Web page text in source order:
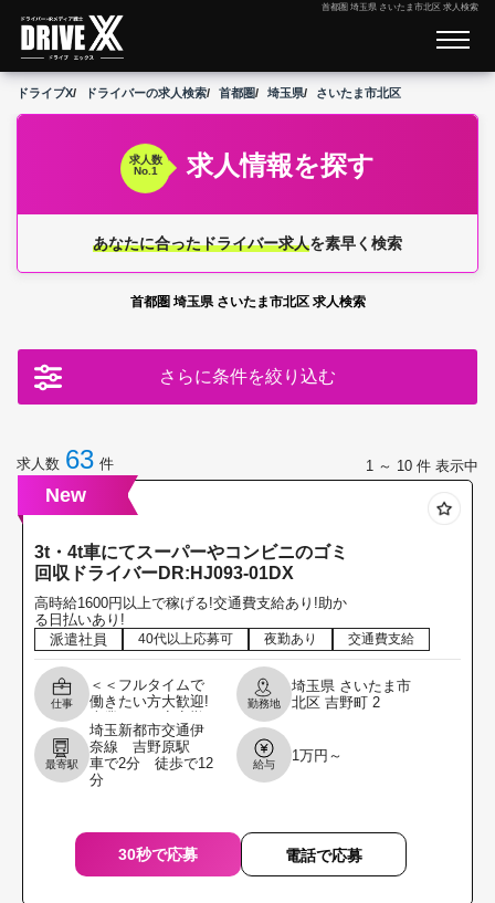
首都圏 埼玉県 さいたま市北区 求人検索
ドライブX ドライバーの求人検索 首都圏 埼玉県 さいたま市北区
求人数
No.1
求人情報を探す
あなたに合ったドライバー求人を素早く検索
首都圏 埼玉県 さいたま市北区 求人検索
さらに条件を絞り込む
求人数 63 件 1 ～ 10 件 表示中
New
3t・4t車にてスーパーやコンビニのゴミ
回収ドライバーDR:HJ093-01DX
高時給1600円以上で稼げる!交通費支給あり!助か
る日払いあり!
派遣社員
40代以上応募可 夜勤あり 交通費支給
仕事
＜＜フルタイムで
働きたい方大歓迎!
務したい方を募集
します!!＞＞ ＼職
場見学からでもOK
です!履歴書不要
勤務地
埼玉県 さいたま市
北区 吉野町 2
最寄駅
埼玉新都市交通伊
奈線 吉野原駅
車で2分 徒歩で12
分
給与
1万円～
30秒で応募 電話で応募